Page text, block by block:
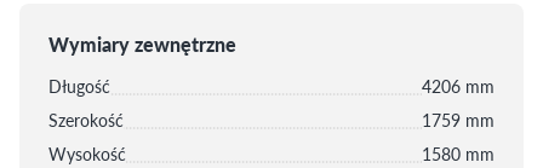
Wymiary zewnętrzne
Długość
4206 mm
Szerokość
1759 mm
Wysokość
1580 mm